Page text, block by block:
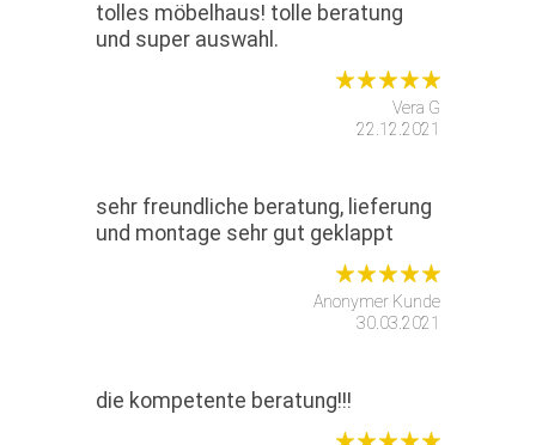
tolles möbelhaus! tolle beratung
und super auswahl.
Vera G
22.12.2021
sehr freundliche beratung, lieferung
und montage sehr gut geklappt
Anonymer Kunde
30.03.2021
die kompetente beratung!!!